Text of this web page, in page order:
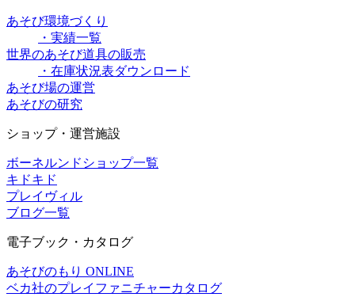
あそび環境づくり
・実績一覧
世界のあそび道具の販売
・在庫状況表ダウンロード
あそび場の運営
あそびの研究
ショップ・運営施設
ボーネルンドショップ一覧
キドキド
プレイヴィル
ブログ一覧
電子ブック・カタログ
あそびのもり ONLINE
ベカ社のプレイファニチャーカタログ